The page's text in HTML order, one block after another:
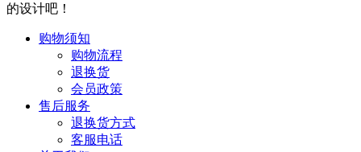
的设计吧！
购物须知
购物流程
退换货
会员政策
售后服务
退换货方式
客服电话